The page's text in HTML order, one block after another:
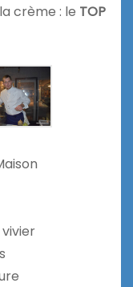
crème : le TOP